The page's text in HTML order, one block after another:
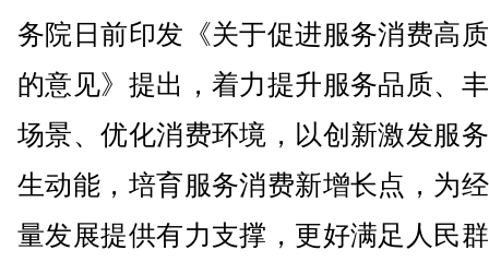
务院日前印发《关于促进服务消费高
的意见》提出，着力提升服务品质、
场景、优化消费环境，以创新激发服
生动能，培育服务消费新增长点，为
量发展提供有力支撑，更好满足人民